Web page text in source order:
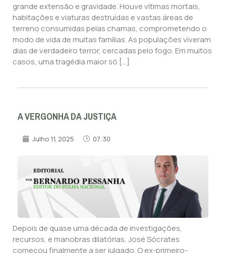
grande extensão e gravidade. Houve vítimas mortais,
habitações e viaturas destruídas e vastas áreas de
terreno consumidas pelas chamas, comprometendo o
modo de vida de muitas famílias. As populações viveram
dias de verdadeiro terror, cercadas pelo fogo. Em muitos
casos, uma tragédia maior só […]
A VERGONHA DA JUSTIÇA
Julho 11, 2025 07:30
Depois de quase uma década de investigações,
recursos, e manobras dilatórias, José Sócrates
começou finalmente a ser julgado. O ex-primeiro-